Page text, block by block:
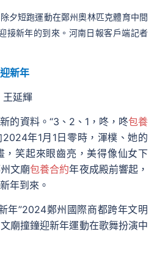
短跑運動在鄭州奧林匹克體育中間
接新年的到來。河南日報客戶端記者
新年
延輝
資料。“3、2、1，咚，咚包養
年1月1日零時，渾樸、她的
，笑起來眼齒亮，美得像仙女下
文廟包養合約年夜成殿前響起，
年到來。
”2024鄭州國際商都跨年文明
廟撞鐘迎新年運動在歌舞扮演中